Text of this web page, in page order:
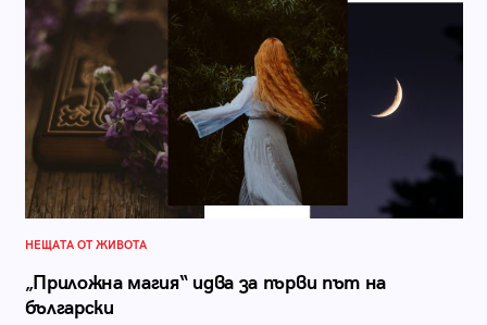
НЕЩАТА ОТ ЖИВОТА
„Приложна магия“ идва за първи път на
български